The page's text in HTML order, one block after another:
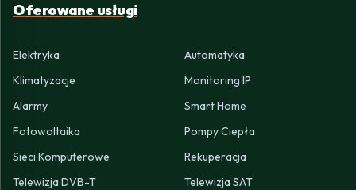
Oferowane usługi
Elektryka
Automatyka
Klimatyzacje
Monitoring IP
Alarmy
Smart Home
Fotowoltaika
Pompy Ciepła
Sieci Komputerowe
Rekuperacja
Telewizja DVB-T
Telewizja SAT